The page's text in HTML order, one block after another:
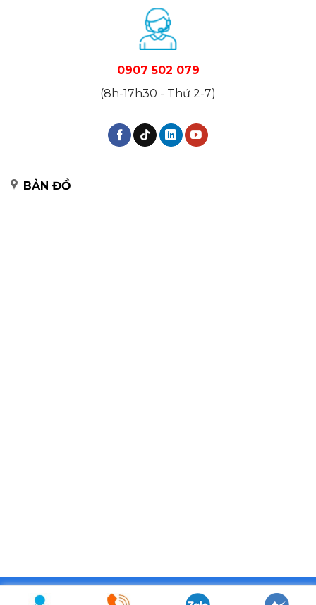
0907 502 079
(8h-17h30 - Thứ 2-7)
BẢN ĐỒ